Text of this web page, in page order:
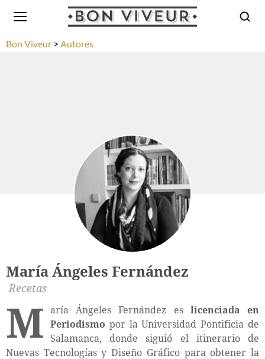
Bon Viveur Autores
María Ángeles Fernández
Recetas
M aría Ángeles Fernández es licenciada en
Periodismo por la Universidad Pontificia de
Salamanca, donde siguió el itinerario de
Nuevas Tecnologías y Diseño Gráfico para obtener la